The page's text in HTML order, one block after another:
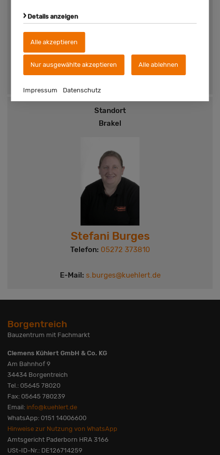
Details anzeigen
Alle akzeptieren
Nur ausgewählte akzeptieren Alle ablehnen
Impressum Datenschutz
Telefon: 05645 780215
Standort
Brakel
Stefani Burges
Telefon: 05272 373810
E-Mail: s.burges@kuehlert.de
Borgentreich
Bauzentrum mit Fachmarkt
Clemens Kühlert GmbH & Co. KG
Am Bahnhof 9
34434 Borgentreich
Tel.: 05645 78020
Fax: 05645 780239
Email: info@kuehlert.de
WhatsApp: 0151 14006600
Hinweise zur Nutzung von WhatsApp
Amtsgericht Paderborn HRA 3166
USt-ID-Nr.: DE126714259